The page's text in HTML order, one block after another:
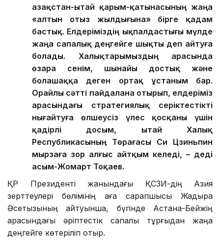
Қазақстан-Қытай қарым-қатынасының жаңа
«алтын отыз жылдығына» бірге қадам
бастық. Елдеріміздің ықпалдастығы мүлде
жаңа сапалық деңгейге шықты деп айтуға
болады. Халықтарымыздың арасында
өзара сенім, шынайы достық және
болашаққа деген ортақ ұстаным бар.
Орайлы сәтті пайдалана отырып, елдеріміз
арасындағы стратегиялық серіктестікті
нығайтуға өлшеусіз үлес қосқаны үшін
қадірлі досым, Қытай Халық
Республикасының Төрағасы Си Цзиньпин
мырзаға зор алғыс айтқым келеді, – деді
Қасым-Жомарт Тоқаев.
ҚР Президенті жанындағы ҚСЗИ-дің Азия
зерттеулері бөлімінің аға сарапшысы Жадыра
Әсетқызының айтуынша, бүгінде Астана-Бейжің
арасындағы әріптестік сапалық тұрғыдан жаңа
деңгейге көтеріліп отыр.